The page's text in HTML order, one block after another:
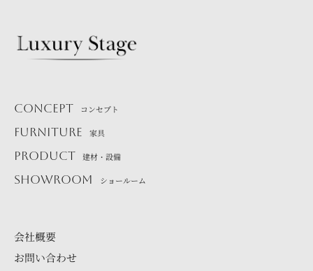
CONCEPT コンセプト
FURNITURE 家具
PRODUCT 建材・設備
SHOWROOM ショールーム
会社概要
お問い合わせ